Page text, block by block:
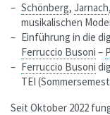
Schönberg, Jarnach,
musikalischen
Einführung in die
Ferruccio Busoni –
Ferruccio Busoni
TEI
Seit Oktober 2022